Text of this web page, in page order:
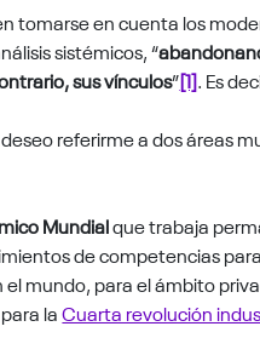
tomarse en cuenta los
sistémicos, “
sus vínculos”[1]. Es
referirme a dos áreas
Mundialque trabaja
de competencias
el mundo, para el ámbito
laCuarta revolución